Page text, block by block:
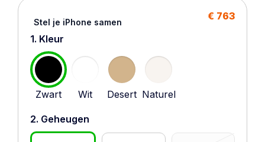
Stel je iPhone samen
€ 763
1. Kleur
Zwart Wit Desert Naturel
2. Geheugen